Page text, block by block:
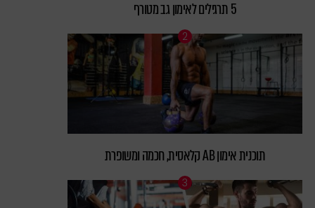
5 תרגילים לאימון גב מטורף
תוכנית אימון AB קלאסית, חכמה ומשופרת